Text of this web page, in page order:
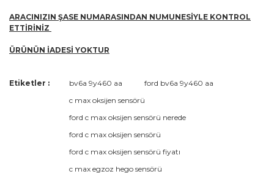
ARACINIZIN ŞASE NUMARASINDAN NUMUNESİYLE KONTROL
ETTİRİNİZ
ÜRÜNÜN İADESİ YOKTUR
Bu ürüne ilk yorumu siz yapın!
Yorum Yaz
Bu ürünün fiyat bilgisi, resim, ürün açıklamalarında ve diğer
kullanarak tarafımıza iletebilirsiniz.
Görüş ve önerileriniz için teşekkür ederiz.
Etiketler : bv6a 9y460 aa
ford bv6a 9y460 aa
c max oksijen sensörü
ford c max oksijen sensörü nerede
ford c max oksijen sensörü
ford c max oksijen sensörü fiyatı
c max egzoz hego sensörü